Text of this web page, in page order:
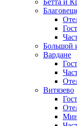
Бетта и
Большой
Вардане
Витязево